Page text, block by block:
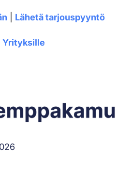
Lähetä tarjouspyyntö
Yrityksille